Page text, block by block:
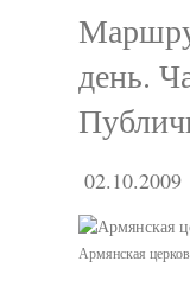
день.
02.10.2009
Армянская